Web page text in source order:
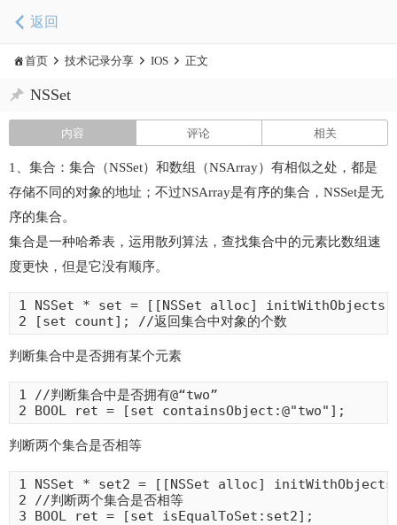
返回
首页 技术记录分享 IOS 正文
NSSet
内容 评论 相关
1、集合：集合（NSSet）和数组（NSArray）有相似之处，都是
存储不同的对象的地址；不过NSArray是有序的集合，NSSet是无
序的集合。
集合是一种哈希表，运用散列算法，查找集合中的元素比数组速
度更快，但是它没有顺序。
1 NSSet * set = [[NSSet alloc]
2 [set count]; //返回集合中对象的个数
判断集合中是否拥有某个元素
1 //判断集合中是否拥有@“two”
2 BOOL ret = [set containsObject:@"two"];
判断两个集合是否相等
1 NSSet * set2 = [[NSSet alloc]
2 //判断两个集合是否相等
3 BOOL ret = [set isEqualToSet:set2];